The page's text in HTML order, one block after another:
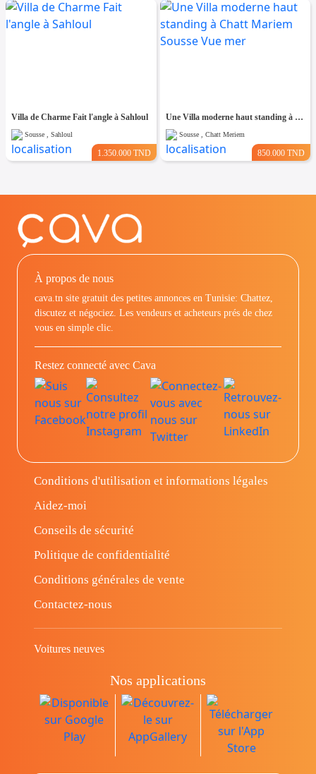
Villa de Charme Fait l'angle à Sahloul
Sousse , Sahloul
1.350.000 TND
Une Villa moderne haut standing à Chatt Mariem Sousse Vue mer
Sousse , Chatt Meriem
850.000 TND
À propos de nous
cava.tn site gratuit des petites annonces en Tunisie: Chattez,
discutez et négociez. Les vendeurs et acheteurs prés de chez
vous en simple clic.
Restez connecté avec Cava
Conditions d'utilisation et informations légales
Aidez-moi
Conseils de sécurité
Politique de confidentialité
Conditions générales de vente
Contactez-nous
Voitures neuves
Nos applications